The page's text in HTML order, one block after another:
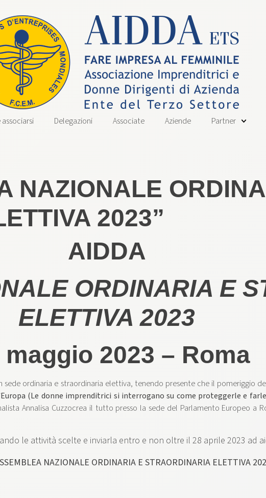
Delegazioni Associate Aziende Partner
NAZIONALE
2023”
AIDDA
ORDINARIA E
ELETTIVA 2023
maggio 2023 – Roma
sede ordinaria e straordinaria elettiva, tenendo presente che il pomeriggio
(Le donne imprenditrici si interrogano su come proteggerle e
Annalisa Cuzzocrea il tutto presso la sede del Parlamento Europeo a
le attività scelte e inviarla entro e non oltre il 28 aprile 2023 ad
NAZIONALE ORDINARIA E STRAORDINARIA ELETTIVA